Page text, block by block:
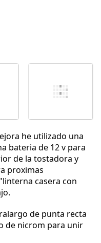
he utilizado una
bateria de 12 v para
de la tostadora y
proximas
casera con
de punta recta
de nicrom para unir